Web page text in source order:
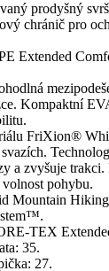
prodyšný
chránič pro
Extended
Kompaktní
FriXion®
a zvyšuje
pohybu.
Mountain
TEX
35.
27.